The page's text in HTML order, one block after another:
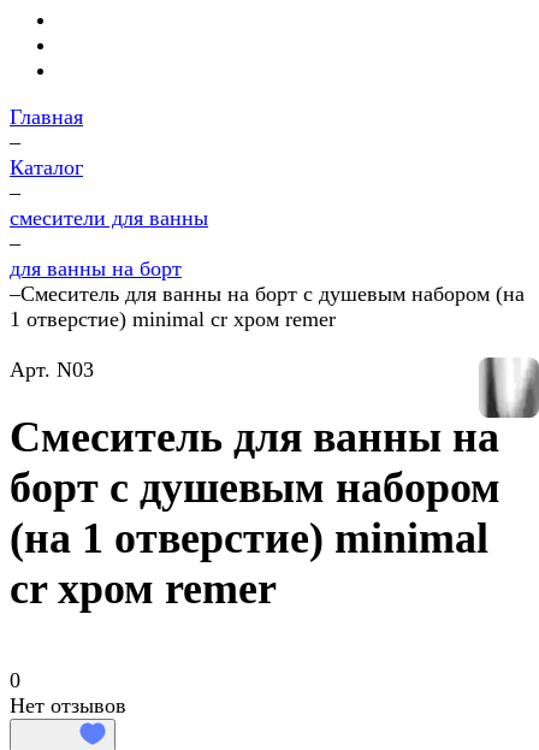
Главная
–
Каталог
–
смесители для ванны
–
для ванны на борт
–Смеситель для ванны на борт с душевым набором (на
1 отверстие) minimal cr хром remer
Арт. N03
Смеситель для ванны на
борт с душевым набором
(на 1 отверстие) minimal
cr хром remer
0
Нет отзывов